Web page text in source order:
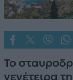
Το
γενέτειρα